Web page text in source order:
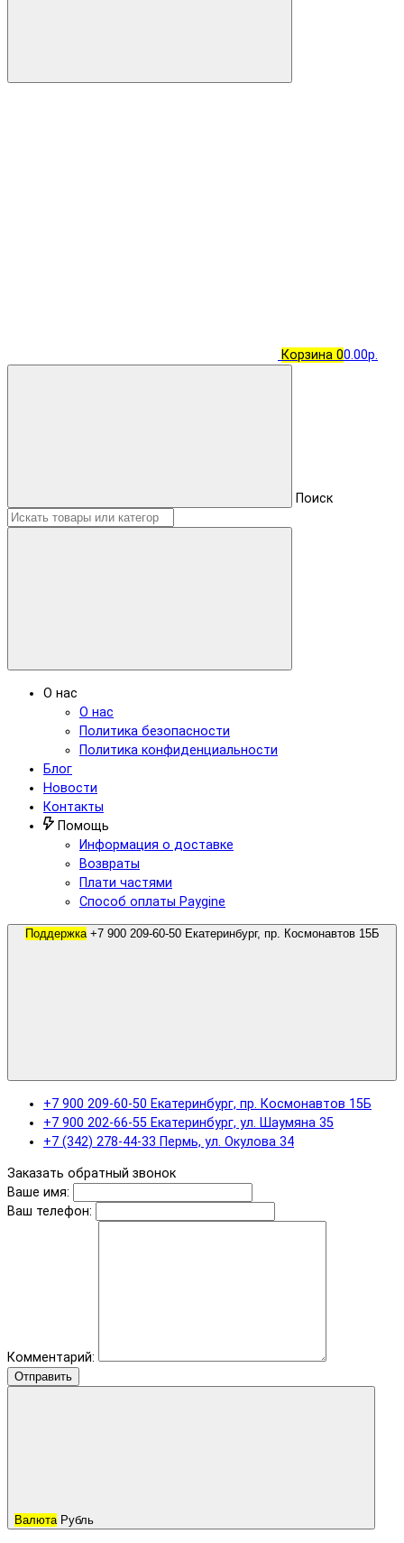
Корзина 00.00р.
Поиск
О нас
О нас
Политика безопасности
Политика конфиденциальности
Блог
Новости
Контакты
Помощь
Информация о доставке
Возвраты
Плати частями
Способ оплаты Paygine
Поддержка
+7 900 209-60-50 Екатеринбург, пр. Космонавтов 15Б
+7 900 202-66-55 Екатеринбург, ул. Шаумяна 35
+7 (342) 278-44-33 Пермь, ул. Окулова 34
Заказать обратный звонок
Ваше имя:
Ваш телефон:
Комментарий:
Отправить
Валюта Рубль